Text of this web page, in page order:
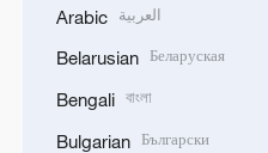
Arabic العربية
Belarusian Беларуская
Bengali বাংলা
Bulgarian Български